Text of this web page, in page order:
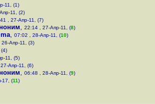
11, (1)
11, (2)
, 27-Апр-11, (7)
, 22:14 , 27-Апр-11, (8)
, 07:02 , 28-Апр-11, (10)
26-Апр-11, (3)
11, (5)
Апр-11, (6)
, 06:48 , 28-Апр-11, (9)
17, (11)